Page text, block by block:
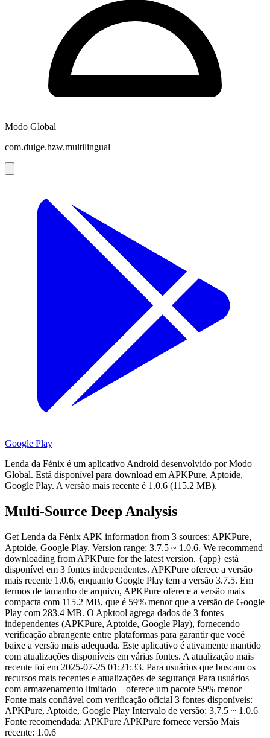
Modo Global
com.duige.hzw.multilingual
Google Play
Lenda da Fénix é um aplicativo Android desenvolvido por Modo
Global. Está disponível para download em APKPure, Aptoide,
Google Play. A versão mais recente é 1.0.6 (115.2 MB).
Multi-Source Deep Analysis
Get Lenda da Fénix APK information from 3 sources: APKPure,
Aptoide, Google Play. Version range: 3.7.5 ~ 1.0.6. We recommend
downloading from APKPure for the latest version. {app} está
disponível em 3 fontes independentes. APKPure oferece a versão
mais recente 1.0.6, enquanto Google Play tem a versão 3.7.5. Em
termos de tamanho de arquivo, APKPure oferece a versão mais
compacta com 115.2 MB, que é 59% menor que a versão de Google
Play com 283.4 MB. O Apktool agrega dados de 3 fontes
independentes (APKPure, Aptoide, Google Play), fornecendo
verificação abrangente entre plataformas para garantir que você
baixe a versão mais adequada. Este aplicativo é ativamente mantido
com atualizações disponíveis em várias fontes. A atualização mais
recente foi em 2025-07-25 01:21:33. Para usuários que buscam os
recursos mais recentes e atualizações de segurança Para usuários
com armazenamento limitado—oferece um pacote 59% menor
Fonte mais confiável com verificação oficial 3 fontes disponíveis:
APKPure, Aptoide, Google Play Intervalo de versão: 3.7.5 ~ 1.0.6
Fonte recomendada: APKPure APKPure fornece versão Mais
recente: 1.0.6